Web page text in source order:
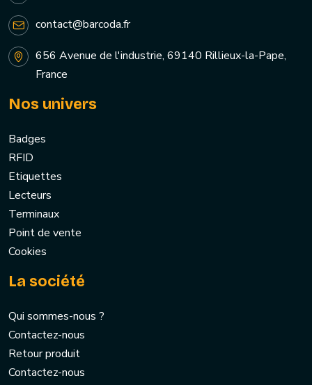
contact@barcoda.fr
656 Avenue de l'industrie, 69140 Rillieux-la-Pape,
France
Nos univers
Badges
RFID
Etiquettes
Lecteurs
Terminaux
Point de vente
Cookies
La société
Qui sommes-nous ?
Contactez-nous
Retour produit
Contactez-nous